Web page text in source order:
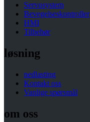
Servosystem
Bevegelseskontroller
HMI
Tilbehør
løsning
nedlasting
Kontakt oss
Vanlige spørsmål
om oss